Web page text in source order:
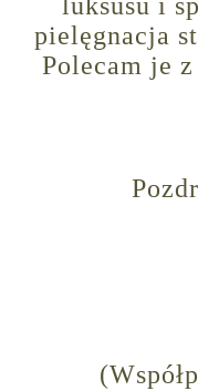
pielęgnacja
Polecam je z